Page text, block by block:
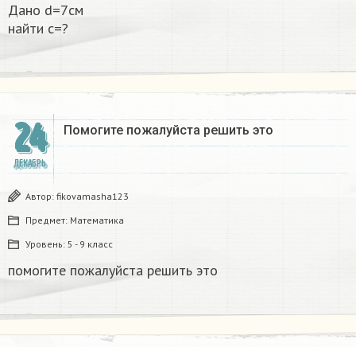
Дано d=7см
найти с=?​
24
ДЕКАБРЬ
Помогите пожалуйста решить это
Автор: fikovamasha123
Предмет: Математика
Уровень: 5 - 9 класс
помогите пожалуйста решить это